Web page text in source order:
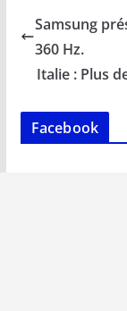
b
o
o
k
l
Samsung
360 Hz.
Italie : Plus
Facebook